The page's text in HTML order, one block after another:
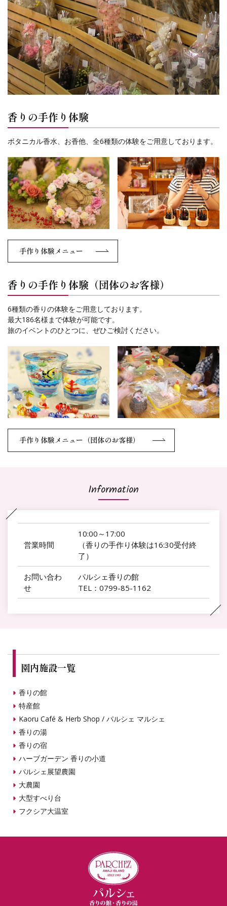
香りの手作り体験
ボタニカル香水、お香他、全6種類の体験をご用意しております。
手作り体験メニュー
香りの手作り体験（団体のお客様）
6種類の香りの体験をご用意しております。
最大186名様まで体験が可能です。
旅のイベントのひとつに、ぜひご検討ください。
手作り体験メニュー（団体のお客様）
Information
営業時間
10:00～17:00
（香りの手作り体験は16:30受付終
了）
お問い合わ
せ
パルシェ香りの館
TEL：0799-85-1162
園内施設一覧
香りの館
特産館
Kaoru Café & Herb Shop / パルシェ マルシェ
香りの湯
香りの宿
ハーブガーデン 香りの小道
パルシェ展望農園
大農園
大型すべり台
フクシア大温室